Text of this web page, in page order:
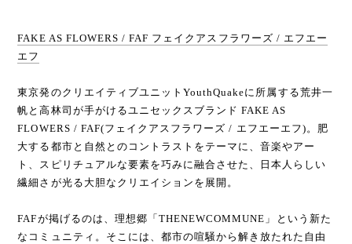
FAKE AS FLOWERS / FAF フェイクアスフラワーズ / エフエー
エフ
東京発のクリエイティブユニットYouthQuakeに所属する荒井一
帆と高林司が手がけるユニセックスブランド FAKE AS
FLOWERS / FAF(フェイクアスフラワーズ / エフエーエフ)。肥
大する都市と自然とのコントラストをテーマに、音楽やアー
ト、スピリチュアルな要素を巧みに融合させた、日本人らしい
繊細さが光る大胆なクリエイションを展開。
FAFが掲げるのは、理想郷「THENEWCOMMUNE」という新た
なコミュニティ。そこには、都市の喧騒から解き放たれた自由